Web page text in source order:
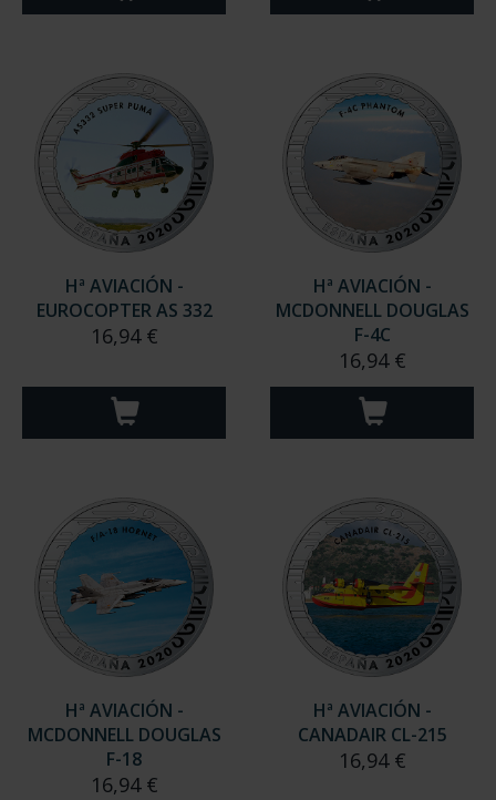
Hª AVIACIÓN -
EUROCOPTER AS 332
16,94 €
Hª AVIACIÓN -
MCDONNELL DOUGLAS
F-4C
16,94 €
Hª AVIACIÓN -
MCDONNELL DOUGLAS
F-18
16,94 €
Hª AVIACIÓN -
CANADAIR CL-215
16,94 €